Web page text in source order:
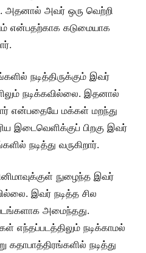
அதனால் அவர் ஒரு வெற்றி
என்பதற்காக கடுமையாக
நடித்திருக்கும் இவர்
நடிக்கவில்லை. இதனால்
என்பதையே மக்கள் மறந்து
இடைவெளிக்குப் பிறகு இவர்
நடித்து வருகிறார்.
நுழைந்த இவர்
இவர் நடித்த சில
அமைந்தது.
எந்தப்படத்திலும் நடிக்காமல்
கதாபாத்திரங்களில் நடித்து